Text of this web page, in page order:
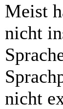
Meist
nicht
nicht